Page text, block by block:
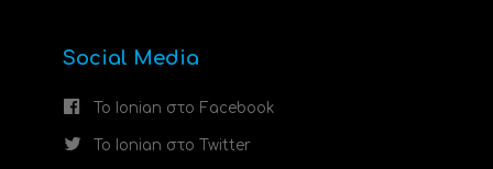
Social Media
Το Ionian στο Facebook
Το Ionian στο Twitter